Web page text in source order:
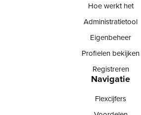
Hoe werkt het
Administratietool
Eigenbeheer
Profielen bekijken
Registreren
Navigatie
Flexcijfers